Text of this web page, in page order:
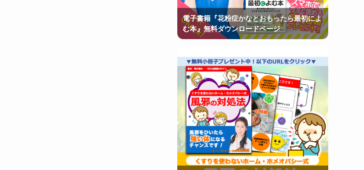
電子書籍『花粉症かなとおもったら最初によ
む本』無料ダウンロードページ